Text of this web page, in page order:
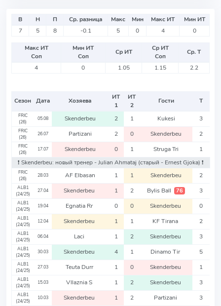
В Н П Ср. разница Макс Мин Макс ИТ
Мин ИТ
7
5 8 -0.1 5 0 4 0
Макс ИТ
Соп
Мин ИТ
Соп
Ср ИТ
Ср ИТ
Соп
Ср. Т
4
0 1.05 1.15 2.2
Сезон Дата Хозяева
ИТ
1
ИТ
2
Гости Т
FRIC
(26)
05.08 Skenderbeu 2 1 Kukesi 3
FRIC
(26)
26.07 Partizani 2 0 Skenderbeu 2
FRIC
(26)
17.07 Skenderbeu 0 1 Struga Tri
1
❗️ Skenderbeu: новый тренер - Julian Ahmataj (старый - Ernest Gjoka) ❗️
FRIC
(26)
28.03 AF Elbasan 1 1 Skenderbeu 2
ALB1
(24/25)
27.04 Skenderbeu 1 2 Bylis Ball 76 3
ALB1
(24/25)
19.04 Egnatia Rr 0 0 Skenderbeu 0
ALB1
(24/25)
12.04 Skenderbeu 1 1 KF Tirana 2
ALB1
(24/25)
06.04 Laci 1 2 Skenderbeu 3
ALB1
(24/25)
30.03 Skenderbeu 4 1 Dinamo Tir 5
ALB1
(24/25)
27.03 Teuta Durr 1 0 Skenderbeu 1
ALB1
(24/25)
15.03 Vllaznia S 1 2 Skenderbeu 3
ALB1
(24/25)
10.03 Skenderbeu 1 2 Partizani 3